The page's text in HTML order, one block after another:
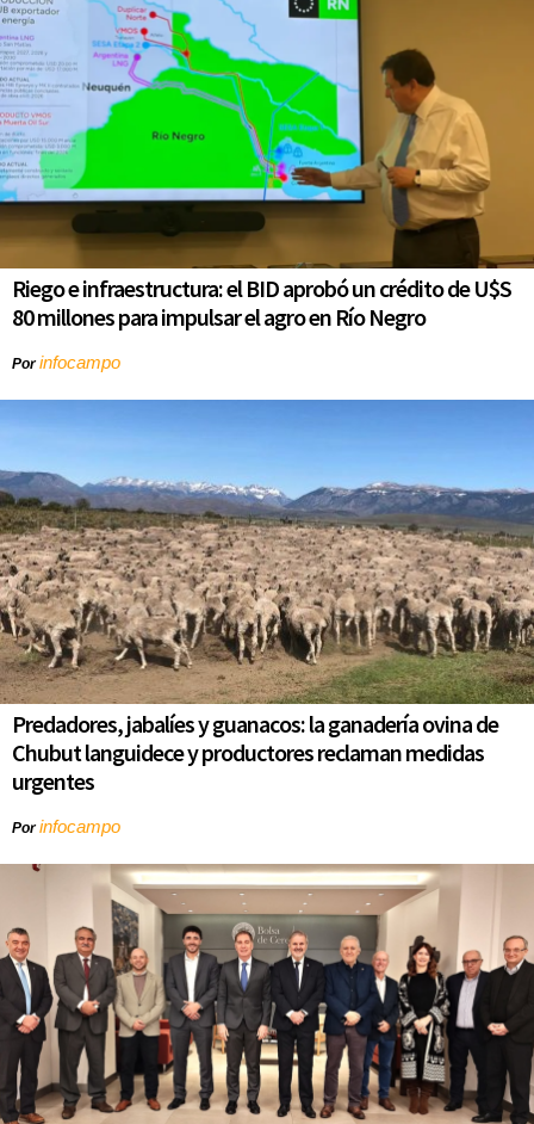
Riego e infraestructura: el BID aprobó un crédito de U$S
80 millones para impulsar el agro en Río Negro
Porinfocampo
Predadores, jabalíes y guanacos: la ganadería ovina de
Chubut languidece y productores reclaman medidas
urgentes
Porinfocampo